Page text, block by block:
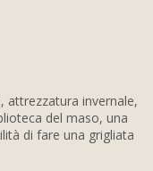
attrezzatura invernale,
del maso, una
di fare una grigliata